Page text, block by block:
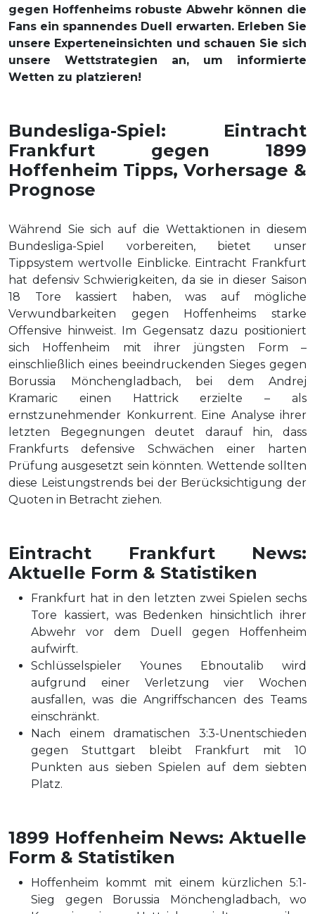
gegen Hoffenheims robuste Abwehr können die
Fans ein spannendes Duell erwarten. Erleben Sie
unsere Experteneinsichten und schauen Sie sich
unsere Wettstrategien an, um informierte
Wetten zu platzieren!
Bundesliga-Spiel: Eintracht
Frankfurt gegen 1899
Hoffenheim Tipps, Vorhersage &
Prognose
Während Sie sich auf die Wettaktionen in diesem
Bundesliga-Spiel vorbereiten, bietet unser
Tippsystem wertvolle Einblicke. Eintracht Frankfurt
hat defensiv Schwierigkeiten, da sie in dieser Saison
18 Tore kassiert haben, was auf mögliche
Verwundbarkeiten gegen Hoffenheims starke
Offensive hinweist. Im Gegensatz dazu positioniert
sich Hoffenheim mit ihrer jüngsten Form –
einschließlich eines beeindruckenden Sieges gegen
Borussia Mönchengladbach, bei dem Andrej
Kramaric einen Hattrick erzielte – als
ernstzunehmender Konkurrent. Eine Analyse ihrer
letzten Begegnungen deutet darauf hin, dass
Frankfurts defensive Schwächen einer harten
Prüfung ausgesetzt sein könnten. Wettende sollten
diese Leistungstrends bei der Berücksichtigung der
Quoten in Betracht ziehen.
Eintracht Frankfurt News:
Aktuelle Form & Statistiken
Frankfurt hat in den letzten zwei Spielen sechs
Tore kassiert, was Bedenken hinsichtlich ihrer
Abwehr vor dem Duell gegen Hoffenheim
aufwirft.
Schlüsselspieler Younes Ebnoutalib wird
aufgrund einer Verletzung vier Wochen
ausfallen, was die Angriffschancen des Teams
einschränkt.
Nach einem dramatischen 3:3-Unentschieden
gegen Stuttgart bleibt Frankfurt mit 10
Punkten aus sieben Spielen auf dem siebten
Platz.
1899 Hoffenheim News: Aktuelle
Form & Statistiken
Hoffenheim kommt mit einem kürzlichen 5:1-
Sieg gegen Borussia Mönchengladbach, wo